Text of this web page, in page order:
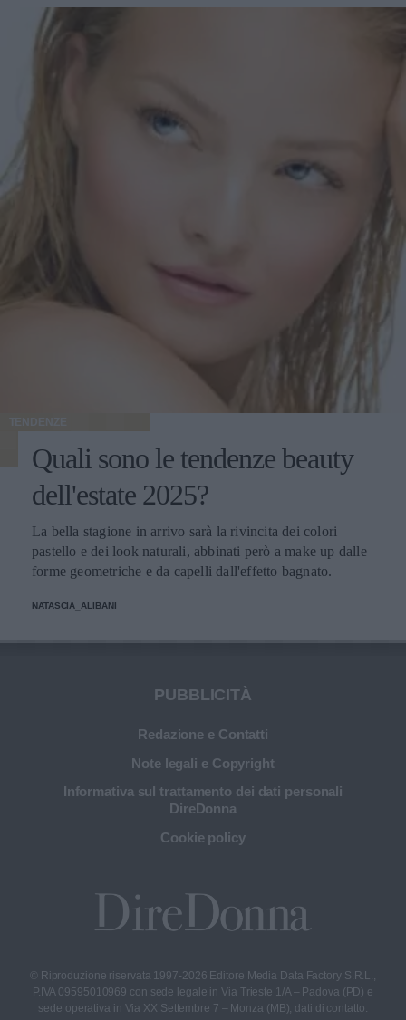
TENDENZE
Quali sono le tendenze beauty
dell'estate 2025?
La bella stagione in arrivo sarà la rivincita dei colori
pastello e dei look naturali, abbinati però a make up dalle
forme geometriche e da capelli dall'effetto bagnato.
NATASCIA_ALIBANI
PUBBLICITÀ
Redazione e Contatti
Note legali e Copyright
Informativa sul trattamento dei dati personali
DireDonna
Cookie policy
© Riproduzione riservata 1997-2026 Editore Media Data Factory S.R.L.,
P.IVA 09595010969 con sede legale in Via Trieste 1/A – Padova (PD) e
sede operativa in Via XX Settembre 7 – Monza (MB); dati di contatto: